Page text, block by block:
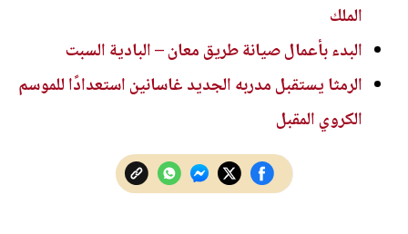
الملك
البدء بأعمال صيانة طريق معان – البادية السبت
الرمثا يستقبل مدربه الجديد غاسانين استعدادًا للموسم
الكروي المقبل